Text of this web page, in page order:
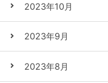
2023年10月
2023年9月
2023年8月